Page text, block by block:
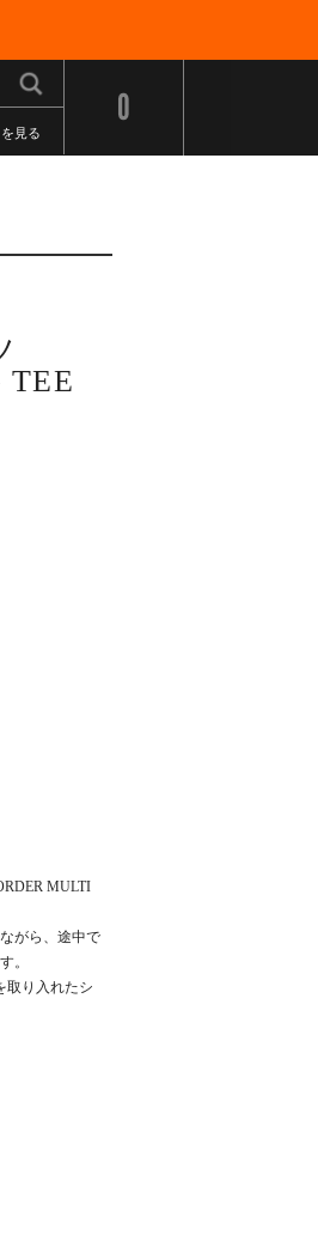
0
見る
TEE
MULTI
がら、途中で
。
取り入れたシ